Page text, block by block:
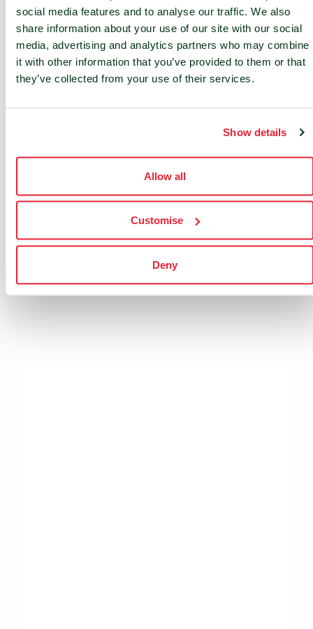
social media features and to analyse our traffic. We also
share information about your use of our site with our social
media, advertising and analytics partners who may combine
it with other information that you’ve provided to them or that
they’ve collected from your use of their services.
Show details
Allow all
Customise
Deny
MÜNCHEN
NÜRNBERG